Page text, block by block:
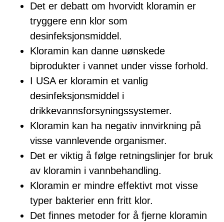
Det er debatt om hvorvidt kloramin er
tryggere enn klor som
desinfeksjonsmiddel.
Kloramin kan danne uønskede
biprodukter i vannet under visse forhold.
I USA er kloramin et vanlig
desinfeksjonsmiddel i
drikkevannsforsyningssystemer.
Kloramin kan ha negativ innvirkning på
visse vannlevende organismer.
Det er viktig å følge retningslinjer for bruk
av kloramin i vannbehandling.
Kloramin er mindre effektivt mot visse
typer bakterier enn fritt klor.
Det finnes metoder for å fjerne kloramin